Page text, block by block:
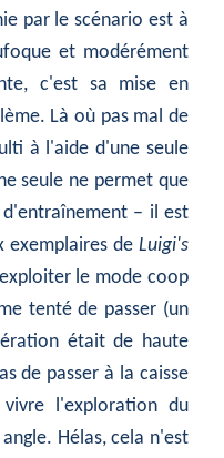
par le scénario est à
et modérément
c'est sa mise en
Là où pas mal de
à l'aide d'une seule
seule ne permet que
– il est
exemplaires de Luigi's
le mode coop
tenté de passer (un
était de haute
de passer à la caisse
l'exploration du
Hélas, cela n'est